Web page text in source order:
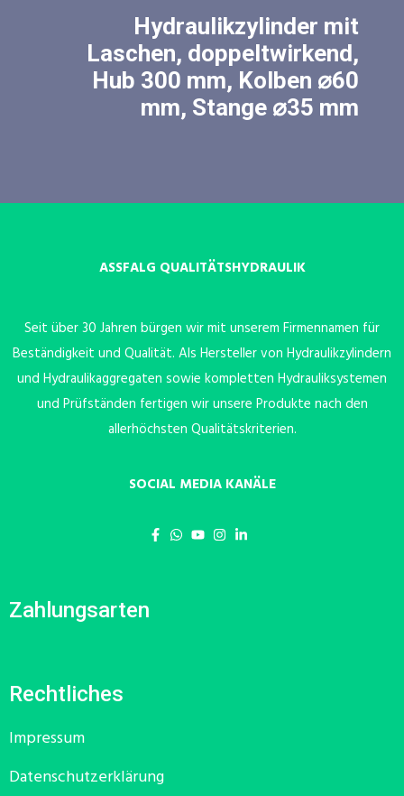
Hydraulikzylinder mit
Laschen, doppeltwirkend,
Hub 300 mm, Kolben ⌀60
mm, Stange ⌀35 mm
ASSFALG QUALITÄTSHYDRAULIK
Seit über 30 Jahren bürgen wir mit unserem Firmennamen für
Beständigkeit und Qualität. Als Hersteller von Hydraulikzylindern
und Hydraulikaggregaten sowie kompletten Hydrauliksystemen
und Prüfständen fertigen wir unsere Produkte nach den
allerhöchsten Qualitätskriterien.
SOCIAL MEDIA KANÄLE
Zahlungsarten
Rechtliches
Impressum
Datenschutzerklärung